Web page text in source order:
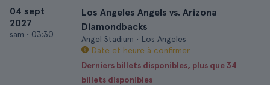
04 sept
2027
sam • 03:30
Los Angeles Angels vs. Arizona
Diamondbacks
Angel Stadium • Los Angeles
Date et heure à confirmer
Derniers billets disponibles, plus que 34
billets disponibles